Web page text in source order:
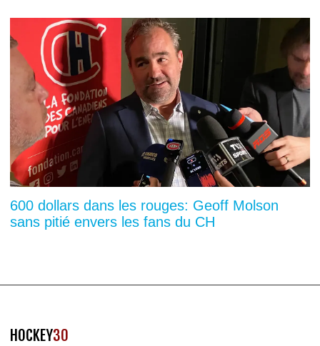
600 dollars dans les rouges: Geoff Molson
sans pitié envers les fans du CH
HOCKEY30